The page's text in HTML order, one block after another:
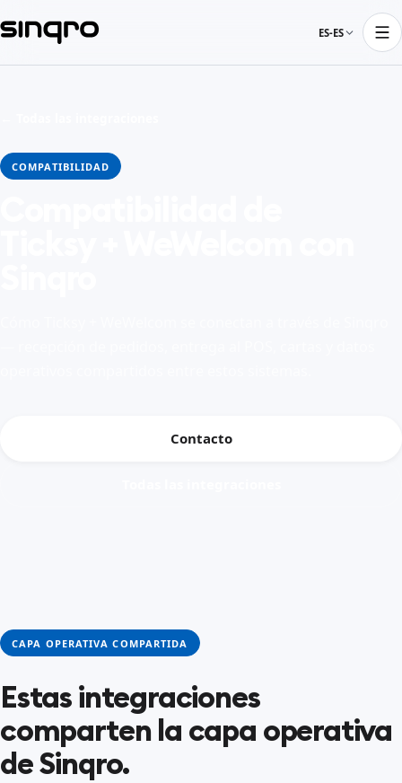
ES-ES
COMPATIBILIDAD
Contacto
CAPA OPERATIVA COMPARTIDA
Estas integraciones
comparten la capa operativa
de Sinqro.